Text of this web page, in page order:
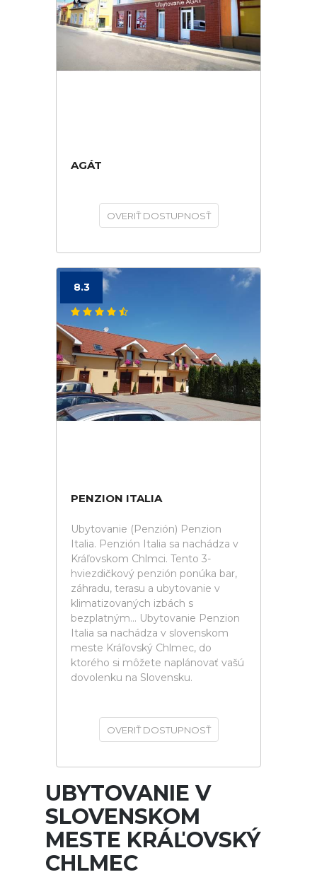
AGÁT
OVERIŤ DOSTUPNOSŤ
8.3
PENZION ITALIA
Ubytovanie (Penzión) Penzion
Italia. Penzión Italia sa nachádza v
Kráľovskom Chlmci. Tento 3-
hviezdičkový penzión ponúka bar,
záhradu, terasu a ubytovanie v
klimatizovaných izbách s
bezplatným... Ubytovanie Penzion
Italia sa nachádza v slovenskom
meste Kráľovský Chlmec, do
ktorého si môžete naplánovať vašú
dovolenku na Slovensku.
OVERIŤ DOSTUPNOSŤ
UBYTOVANIE V
SLOVENSKOM
MESTE KRÁĽOVSKÝ
CHLMEC